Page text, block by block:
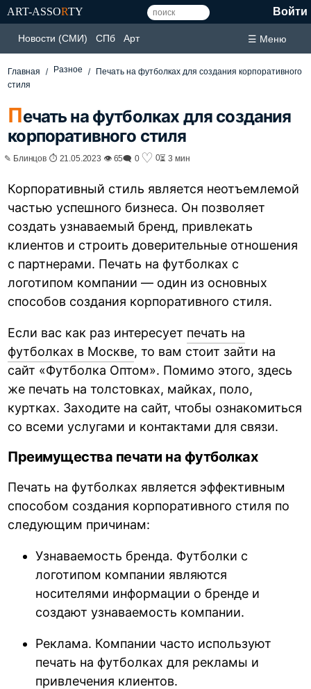
ART-ASSORTY Войти
Новости (СМИ) СПб Арт ☰ Меню
Главная Разное
Печать на футболках для создания корпоративного
стиля
Печать на футболках для создания
корпоративного стиля
✎ Блинцов ⏱ 21.05.2023 👁 65🗨 0 ♡ 0⏳ 3 мин
Корпоративный стиль является неотъемлемой
частью успешного бизнеса. Он позволяет
создать узнаваемый бренд, привлекать
клиентов и строить доверительные отношения
с партнерами. Печать на футболках с
логотипом компании — один из основных
способов создания корпоративного стиля.
Если вас как раз интересует печать на
футболках в Москве, то вам стоит зайти на
сайт «Футболка Оптом». Помимо этого, здесь
же печать на толстовках, майках, поло,
куртках. Заходите на сайт, чтобы ознакомиться
со всеми услугами и контактами для связи.
Преимущества печати на футболках
Печать на футболках является эффективным
способом создания корпоративного стиля по
следующим причинам:
Узнаваемость бренда. Футболки с
логотипом компании являются
носителями информации о бренде и
создают узнаваемость компании.
Реклама. Компании часто используют
печать на футболках для рекламы и
привлечения клиентов.